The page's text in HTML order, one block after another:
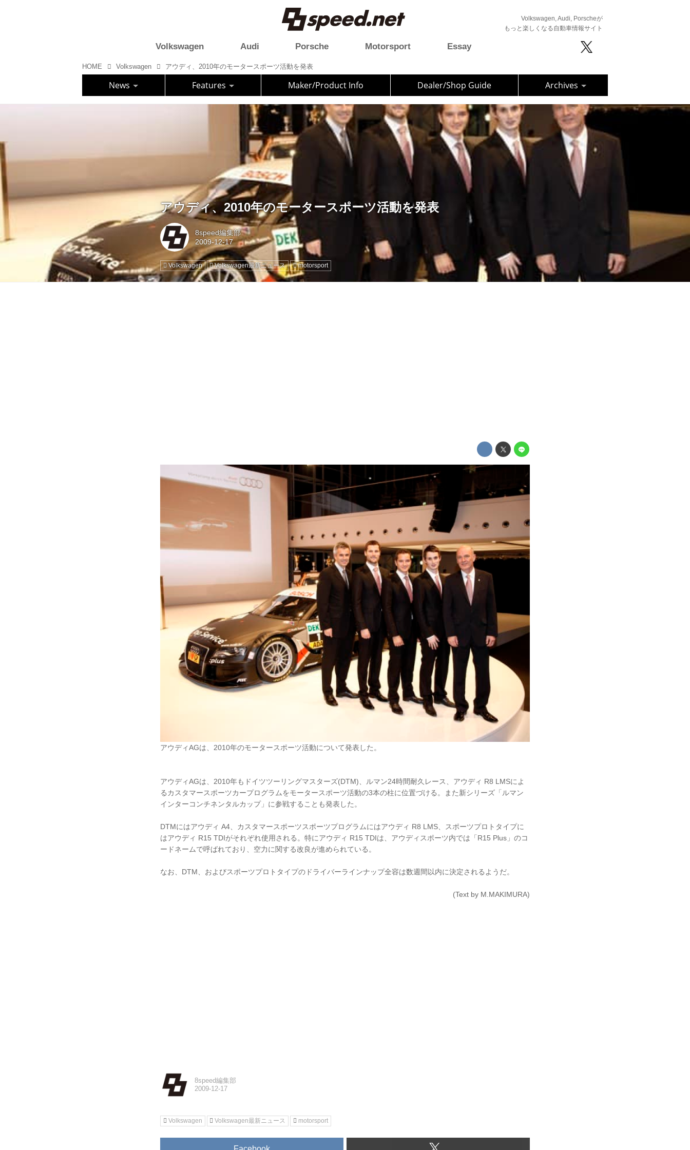
Volkswagen, Audi, Porscheが
もっと楽しくなる自動車情報サイト
Volkswagen Audi Porsche Motorsport Essay
HOME Volkswagen アウディ、2010年のモータースポーツ活動を発表
News Features Maker/Product Info Dealer/Shop Guide Archives
アウディ、2010年のモータースポーツ活動を発表
8speed編集部
Volkswagen Volkswagen最新ニュース motorsport
アウディAGは、2010年のモータースポーツ活動について発表した。
アウディAGは、2010年もドイツツーリングマスターズ(DTM)、ルマン24時間耐久レース、アウディ R8 LMSによ
るカスタマースポーツカープログラムをモータースポーツ活動の3本の柱に位置づける。また新シリーズ「ルマン
インターコンチネンタルカップ」に参戦することも発表した。
DTMにはアウディ A4、カスタマースポーツスポーツプログラムにはアウディ R8 LMS、スポーツプロトタイプに
はアウディ R15 TDIがそれぞれ使用される。特にアウディ R15 TDIは、アウディスポーツ内では「R15 Plus」のコ
ードネームで呼ばれており、空力に関する改良が進められている。
なお、DTM、およびスポーツプロトタイプのドライバーラインナップ全容は数週間以内に決定されるようだ。
(Text by M.MAKIMURA)
8speed編集部
Volkswagen Volkswagen最新ニュース motorsport